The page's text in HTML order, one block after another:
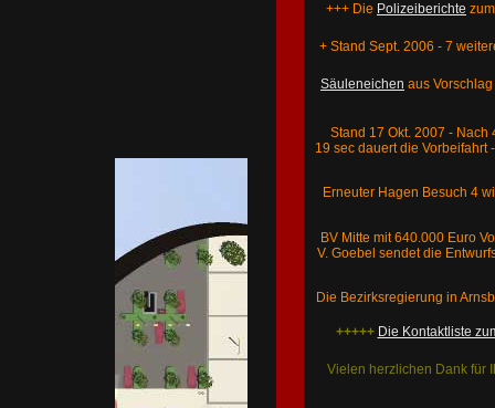
+++ Die Polizeiberichte
+ Stand Sept. 2006 - 7
Säuleneichen aus
Stand 17 Okt. 2007 -
19 sec dauert die
Erneuter Hagen Besuch 4
BV Mitte mit 640.000 Euro
V. Goebel sendet die
Die Bezirksregierung in
+++++ Die Kontaktliste
Vielen herzlichen Dank für